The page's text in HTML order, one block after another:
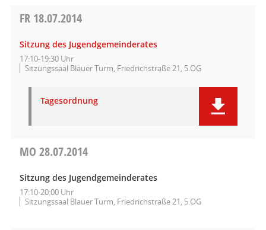
FR 18.07.2014
Sitzung des Jugendgemeinderates
17:10-19:30 Uhr
Sitzungssaal Blauer Turm, Friedrichstraße 21, 5.OG
Tagesordnung
MO 28.07.2014
Sitzung des Jugendgemeinderates
17:10-20:00 Uhr
Sitzungssaal Blauer Turm, Friedrichstraße 21, 5.OG